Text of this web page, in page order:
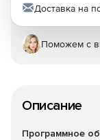
Описание
Программное
Доставка на
Поможем с